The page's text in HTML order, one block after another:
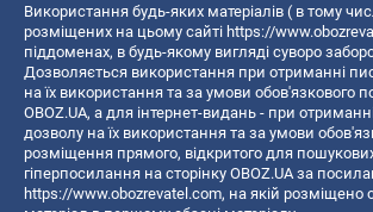
Використання будь-яких матеріалів ( в тому
розміщених на цьому сайті https://
піддоменах, в будь-якому вигляді суворо
Дозволяється використання при отриманні
на їх використання та за умови обов'язкового
OBOZ.UA, а для інтернет-видань - при
дозволу на їх використання та за умови
розміщення прямого, відкритого для
гіперпосилання на сторінку OBOZ.UA за
https://www.obozrevatel.com, на якій розміщено